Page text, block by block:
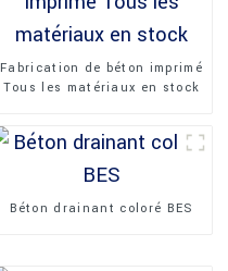
Fabrication de béton imprimé
Tous les matériaux en stock
Béton drainant coloré BES